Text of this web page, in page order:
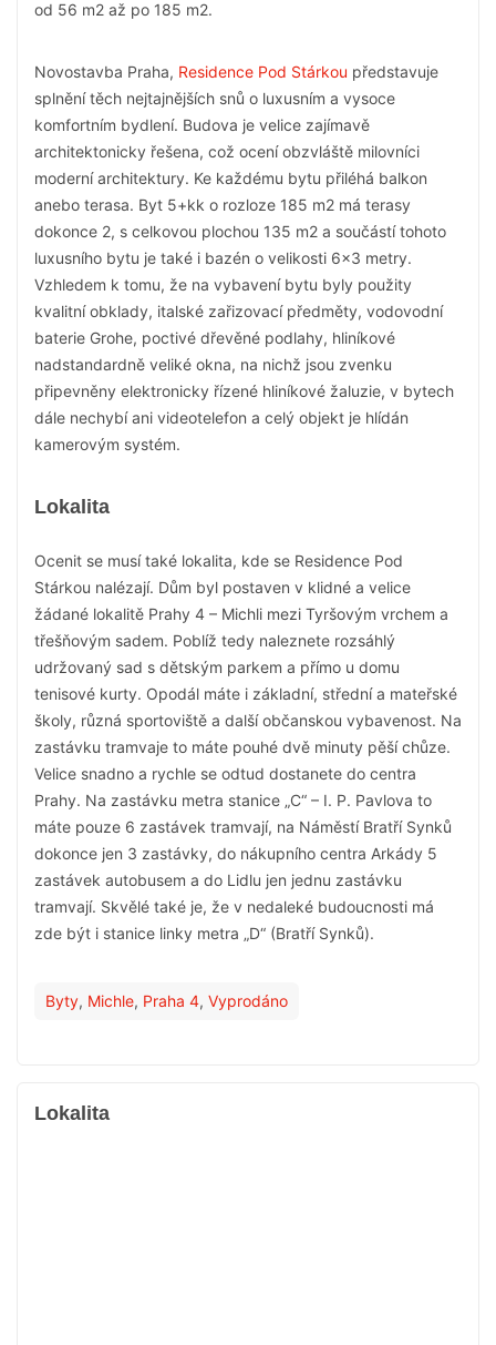
od 56 m2 až po 185 m2.
Novostavba Praha, Residence Pod Stárkou představuje
splnění těch nejtajnějších snů o luxusním a vysoce
komfortním bydlení. Budova je velice zajímavě
architektonicky řešena, což ocení obzvláště milovníci
moderní architektury. Ke každému bytu přiléhá balkon
anebo terasa. Byt 5+kk o rozloze 185 m2 má terasy
dokonce 2, s celkovou plochou 135 m2 a součástí tohoto
luxusního bytu je také i bazén o velikosti 6x3 metry.
Vzhledem k tomu, že na vybavení bytu byly použity
kvalitní obklady, italské zařizovací předměty, vodovodní
baterie Grohe, poctivé dřevěné podlahy, hliníkové
nadstandardně veliké okna, na nichž jsou zvenku
připevněny elektronicky řízené hliníkové žaluzie, v bytech
dále nechybí ani videotelefon a celý objekt je hlídán
kamerovým systém.
Lokalita
Ocenit se musí také lokalita, kde se Residence Pod
Stárkou nalézají. Dům byl postaven v klidné a velice
žádané lokalitě Prahy 4 – Michli mezi Tyršovým vrchem a
třešňovým sadem. Poblíž tedy naleznete rozsáhlý
udržovaný sad s dětským parkem a přímo u domu
tenisové kurty. Opodál máte i základní, střední a mateřské
školy, různá sportoviště a další občanskou vybavenost. Na
zastávku tramvaje to máte pouhé dvě minuty pěší chůze.
Velice snadno a rychle se odtud dostanete do centra
Prahy. Na zastávku metra stanice „C“ – I. P. Pavlova to
máte pouze 6 zastávek tramvají, na Náměstí Bratří Synků
dokonce jen 3 zastávky, do nákupního centra Arkády 5
zastávek autobusem a do Lidlu jen jednu zastávku
tramvají. Skvělé také je, že v nedaleké budoucnosti má
zde být i stanice linky metra „D“ (Bratří Synků).
Byty, Michle, Praha 4, Vyprodáno
Lokalita